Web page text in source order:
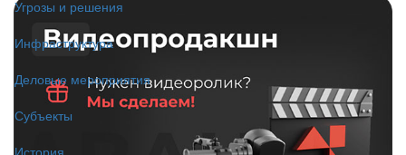
Угрозы и решения
Инфраструктура
Деловые мероприятия
Субъекты
История